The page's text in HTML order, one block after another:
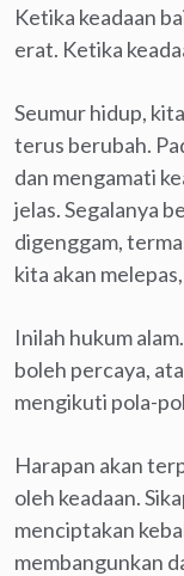
Ketika keadaan
erat. Ketika
Seumur hidup,
terus berubah.
dan mengamati
jelas. Segalanya
digenggam,
kita akan
Inilah hukum
boleh percaya,
mengikuti pola-
Harapan akan
oleh keadaan.
menciptakan
membangunkan